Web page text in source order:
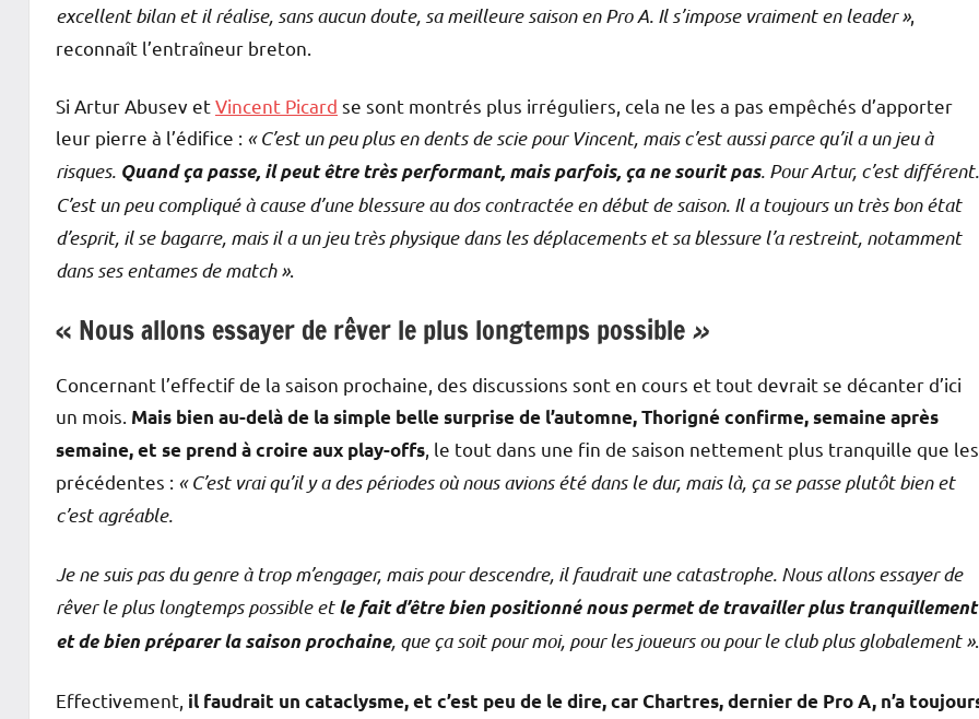
excellent bilan et il réalise, sans aucun doute, sa meilleure saison en Pro A. Il s’impose vraiment en leader »,
reconnaît l’entraîneur breton.
Si Artur Abusev etVincent Picard se sont montrés plus irréguliers, cela ne les a pas empêchés d’apporter
leur pierre à l’édifice : « C’est un peu plus en dents de scie pour Vincent, mais c’est aussi parce qu’il a un jeu à
risques. Quand ça passe, il peut être très performant, mais parfois, ça ne sourit pas. Pour Artur, c’est différent.
C’est un peu compliqué à cause d’une blessure au dos contractée en début de saison. Il a toujours un très bon état
d’esprit, il se bagarre, mais il a un jeu très physique dans les déplacements et sa blessure l’a restreint, notamment
dans ses entames de match ».
« Nous allons essayer de rêver le plus longtemps possible »
Concernant l’effectif de la saison prochaine, des discussions sont en cours et tout devrait se décanter d’ici
un mois. Mais bien au-delà de la simple belle surprise de l’automne, Thorigné confirme, semaine après
semaine, et se prend à croire aux play-offs , le tout dans une fin de saison nettement plus tranquille que les
précédentes : « C’est vrai qu’il y a des périodes où nous avions été dans le dur, mais là, ça se passe plutôt bien et
c’est agréable.
Je ne suis pas du genre à trop m’engager, mais pour descendre, il faudrait une catastrophe. Nous allons essayer de
rêver le plus longtemps possible etle fait d’être bien positionné nous permet de travailler plus tranquillement
et de bien préparer la saison prochaine, que ça soit pour moi, pour les joueurs ou pour le club plus globalement ».
Effectivement, il faudrait un cataclysme, et c’est peu de le dire, car Chartres, dernier de Pro A, n’a